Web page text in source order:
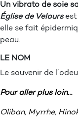
Un vibrato de soie
Église de Veloursest
elle se fait
peau.
LE NOM
Le souvenir de l’
Pour aller plus loin…
Oliban, Myrrhe,